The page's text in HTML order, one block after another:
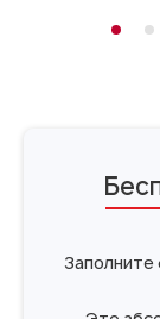
Dedicated.
формате 24/